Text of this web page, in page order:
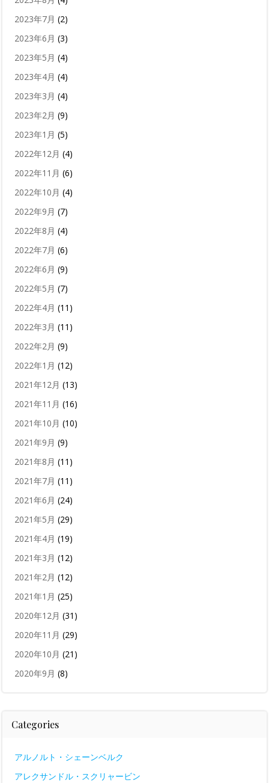
2023年7月 (2)
2023年6月 (3)
2023年5月 (4)
2023年4月 (4)
2023年3月 (4)
2023年2月 (9)
2023年1月 (5)
2022年12月 (4)
2022年11月 (6)
2022年10月 (4)
2022年9月 (7)
2022年8月 (4)
2022年7月 (6)
2022年6月 (9)
2022年5月 (7)
2022年4月 (11)
2022年3月 (11)
2022年2月 (9)
2022年1月 (12)
2021年12月 (13)
2021年11月 (16)
2021年10月 (10)
2021年9月 (9)
2021年8月 (11)
2021年7月 (11)
2021年6月 (24)
2021年5月 (29)
2021年4月 (19)
2021年3月 (12)
2021年2月 (12)
2021年1月 (25)
2020年12月 (31)
2020年11月 (29)
2020年10月 (21)
2020年9月 (8)
Categories
アルノルト・シェーンベルク
アレクサンドル・スクリャービン